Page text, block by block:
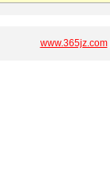
www.365jz.com